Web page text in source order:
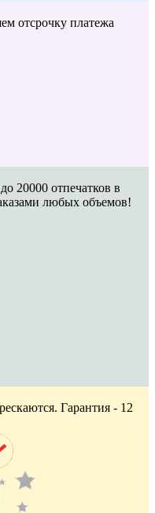
отсрочку платежа
20000 отпечатков в
любых объемов!
Гарантия - 12